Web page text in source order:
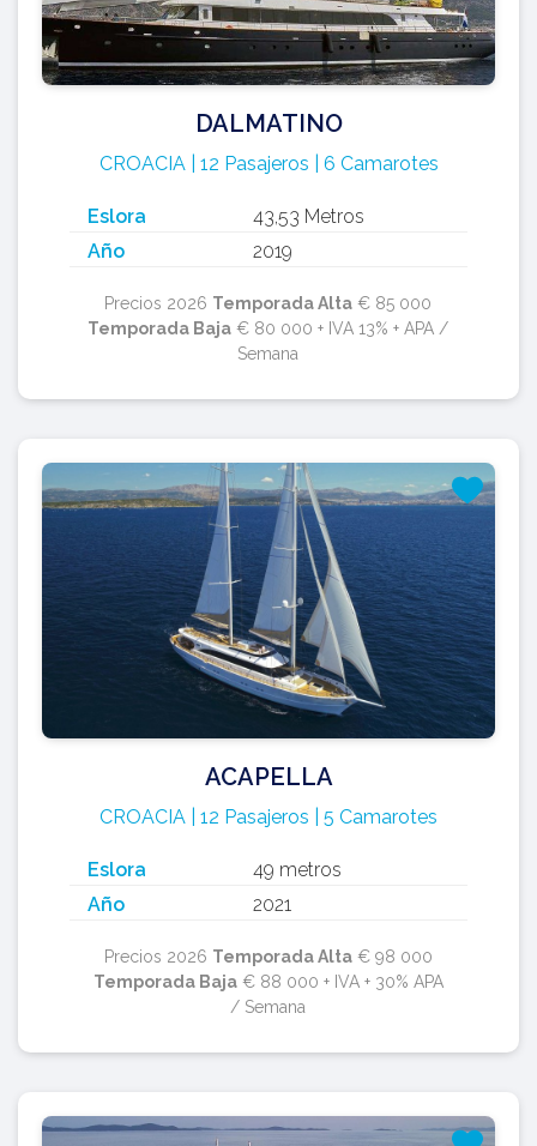
DALMATINO
CROACIA | 12 Pasajeros | 6 Camarotes
Eslora
43,53 Metros
Año
2019
Precios 2026 Temporada Alta € 85 000
Temporada Baja € 80 000 + IVA 13% + APA /
Semana
ACAPELLA
CROACIA | 12 Pasajeros | 5 Camarotes
Eslora
49 metros
Año
2021
Precios 2026 Temporada Alta€ 98 000
Temporada Baja€ 88 000 + IVA + 30% APA
/ Semana